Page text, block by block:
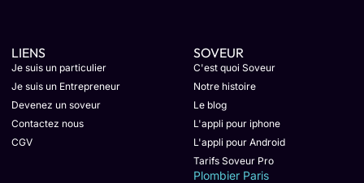
LIENS
Je suis un particulier
Je suis un Entrepreneur
Devenez un soveur
Contactez nous
CGV
SOVEUR
C'est quoi Soveur
Notre histoire
Le blog
L'appli pour iphone
L'appli pour Android
Tarifs Soveur Pro
Plombier Paris